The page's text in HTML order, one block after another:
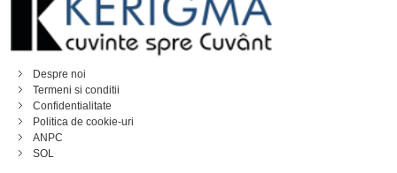
Despre noi
Termeni si conditii
Confidentialitate
Politica de cookie-uri
ANPC
SOL